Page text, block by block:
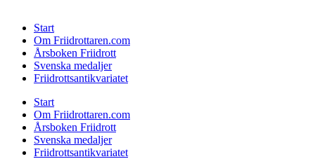
Start
Om Friidrottaren.com
Årsboken Friidrott
Svenska medaljer
Friidrottsantikvariatet
Start
Om Friidrottaren.com
Årsboken Friidrott
Svenska medaljer
Friidrottsantikvariatet